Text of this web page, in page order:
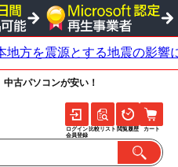
古パソコンが安い！
ログイン
会員登録
比較リスト 閲覧履歴 カート